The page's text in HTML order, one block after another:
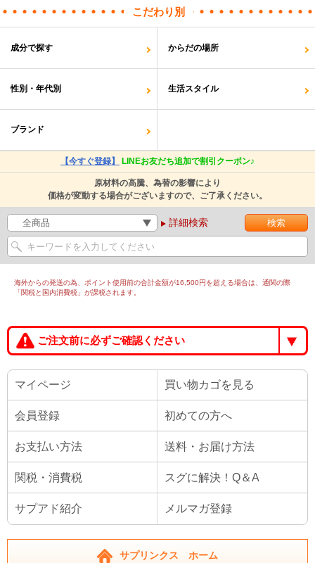
こだわり別
成分で探す からだの場所
性別・年代別 生活スタイル
ブランド
【今すぐ登録】 LINEお友だち追加で割引クーポン♪
原材料の高騰、為替の影響により
価格が変動する場合がございますので、ご了承ください。
詳細検索
海外からの発送の為、ポイント使用前の合計金額が16,500円を超える場合は、通関の際
「関税と国内消費税」が課税されます。
ご注文前に必ずご確認ください
マイページ 買い物カゴを見る
会員登録 初めての方へ
お支払い方法 送料・お届け方法
関税・消費税 スグに解決！Q＆A
サプアド紹介 メルマガ登録
サプリンクス ホーム